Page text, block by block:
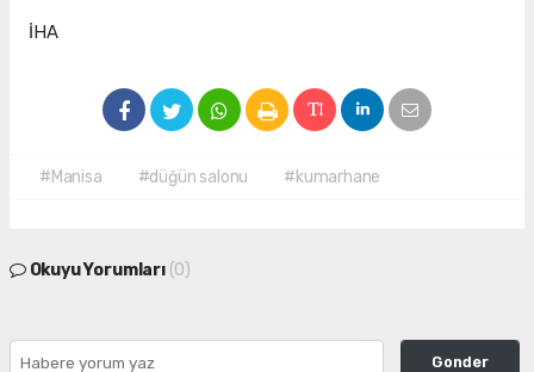
İHA
#Manisa #düğün salonu #kumarhane
Okuyu Yorumları (0)
Gonder